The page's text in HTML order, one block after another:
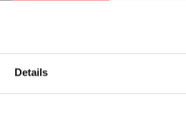
Details
Wenn
hat Darth
Instanzen